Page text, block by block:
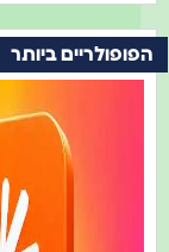
ביותר